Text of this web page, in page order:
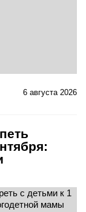
6 августа 2026